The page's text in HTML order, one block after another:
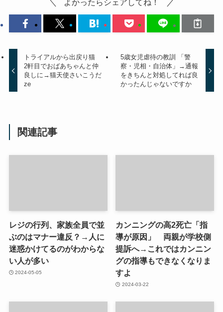
よかったらシェアしてね！
トライアルから出戻り猫
2軒目でおばあちゃんと仲
良しに→猫天使さいこうだ
ze
5歳女児虐待の教訓 「警
察・児相・自治体」→通報
をきちんと対処してれば良
かったんじゃないですか
関連記事
レジの行列、家族全員で並
ぶのはマナー違反？→人に
迷惑かけてるのがわからな
い人が多い
2024-05-05
カンニングの高2死亡「指
導が原因」 両親が学校側
提訴へ→これではカンニン
グの指導もできなくなりま
すよ
2024-03-22